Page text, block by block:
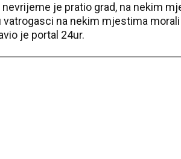
je pratio grad, na nekim
na nekim mjestima
je portal 24ur.